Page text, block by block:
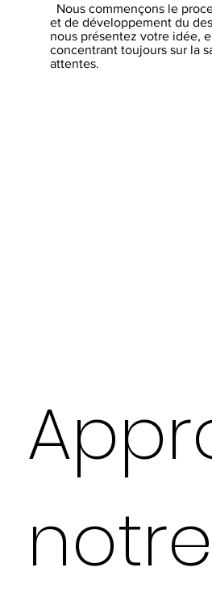
Nous commençons le
et de développement du
nous présentez votre idée,
concentrant toujours sur la
attentes.
notre